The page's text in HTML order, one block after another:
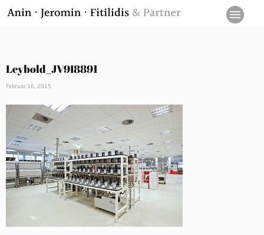
Leybold_JV9I8891
Februar 16, 2015